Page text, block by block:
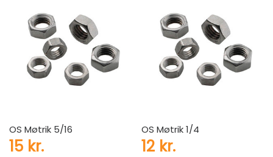
OS Møtrik 5/16
15 kr.
OS Møtrik 1/4
12 kr.